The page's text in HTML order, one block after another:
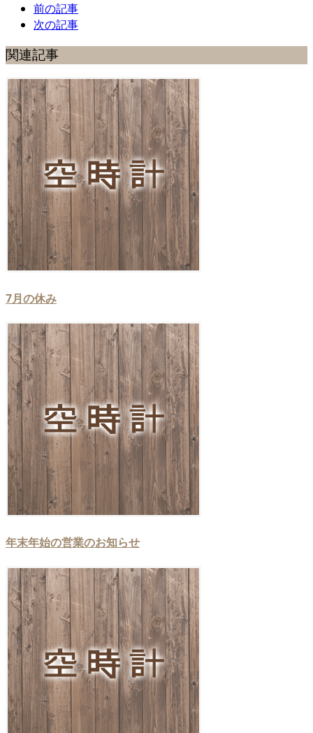
前の記事
次の記事
関連記事
7月の休み
年末年始の営業のお知らせ